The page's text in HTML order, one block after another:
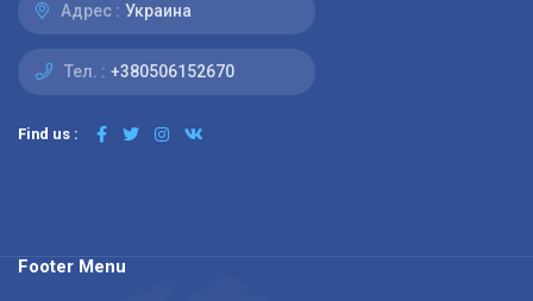
Адрес : Украина
Тел. : +380506152670
Find us :
Footer Menu